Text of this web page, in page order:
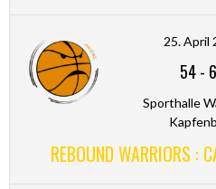
25. April
54-
Sporthalle
REBOUND WARRIORS :